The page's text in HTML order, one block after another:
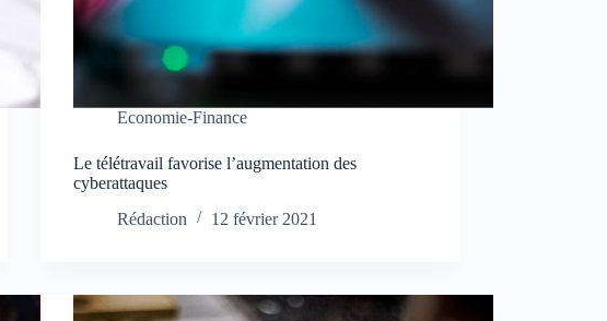
Economie-Finance
Le télétravail favorise l’augmentation des
cyberattaques
Rédaction
12 février 2021